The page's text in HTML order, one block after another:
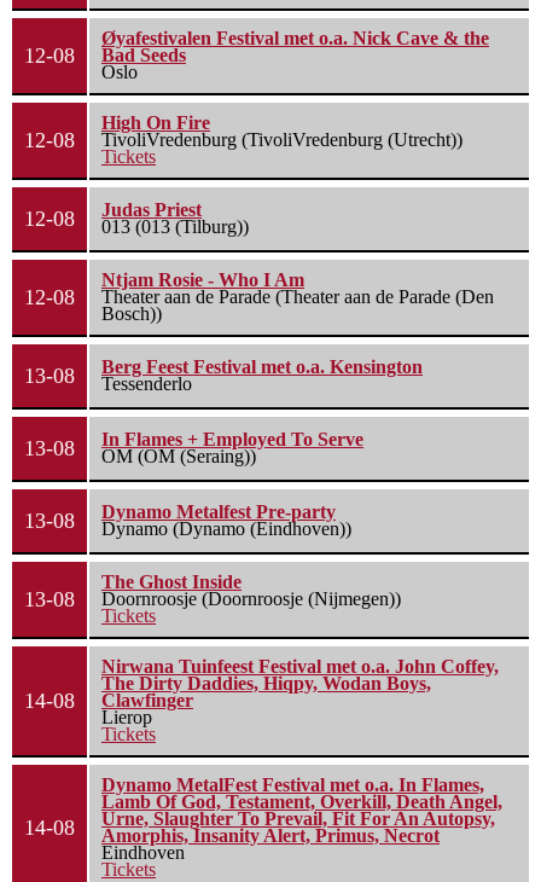
12-08
Øyafestivalen Festival met o.a. Nick Cave & the
Bad Seeds
Oslo
12-08
High On Fire
TivoliVredenburg (TivoliVredenburg (Utrecht))
Tickets
12-08
Judas Priest
013 (013 (Tilburg))
12-08
Ntjam Rosie - Who I Am
Theater aan de Parade (Theater aan de Parade (Den
Bosch))
13-08
Berg Feest Festival met o.a. Kensington
Tessenderlo
13-08
In Flames + Employed To Serve
OM (OM (Seraing))
13-08
Dynamo Metalfest Pre-party
Dynamo (Dynamo (Eindhoven))
13-08
The Ghost Inside
Doornroosje (Doornroosje (Nijmegen))
Tickets
14-08
Nirwana Tuinfeest Festival met o.a. John Coffey,
The Dirty Daddies, Hiqpy, Wodan Boys,
Clawfinger
Lierop
Tickets
14-08
Dynamo MetalFest Festival met o.a. In Flames,
Lamb Of God, Testament, Overkill, Death Angel,
Urne, Slaughter To Prevail, Fit For An Autopsy,
Amorphis, Insanity Alert, Primus, Necrot
Eindhoven
Tickets